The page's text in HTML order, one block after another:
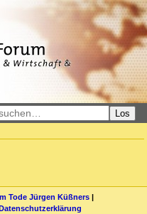
Los
Tode Jürgen Küßners |